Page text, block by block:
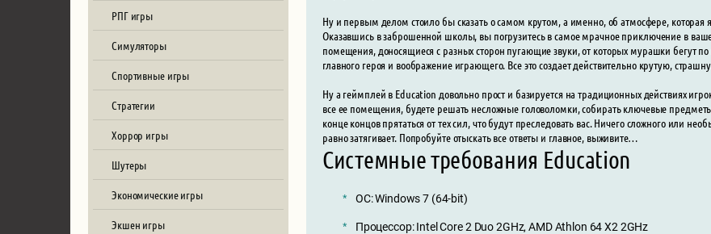
РПГ игры
Симуляторы
Спортивные игры
Стратегии
Хоррор игры
Шутеры
Экономические игры
Экшен игры
Ну и первым делом стоило бы сказать о самом крутом, а именно, об атмосфере,
Оказавшись в заброшенной школы, вы погрузитесь в самое мрачное приключение в
помещения, доносящиеся с разных сторон пугающие звуки, от которых мурашки бегут
главного героя и воображение играющего. Все это создает действительно крутую,
Ну а геймплей в Education довольно прост и базируется на традиционных действиях
все ее помещения, будете решать несложные головоломки, собирать ключевые
конце концов прятаться от тех сил, что будут преследовать вас. Ничего сложного или
равно затягивает. Попробуйте отыскать все ответы и главное, выживите…
Системные требования Education
ОС: Windows 7 (64-bit)
Процессор: Intel Core 2 Duo 2GHz, AMD Athlon 64 X2 2GHz